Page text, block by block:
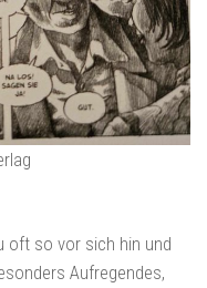
oft so vor sich hin und
Aufregendes,